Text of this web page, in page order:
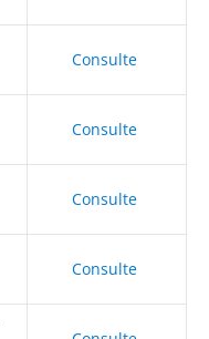
Consulte
Consulte
Consulte
Consulte